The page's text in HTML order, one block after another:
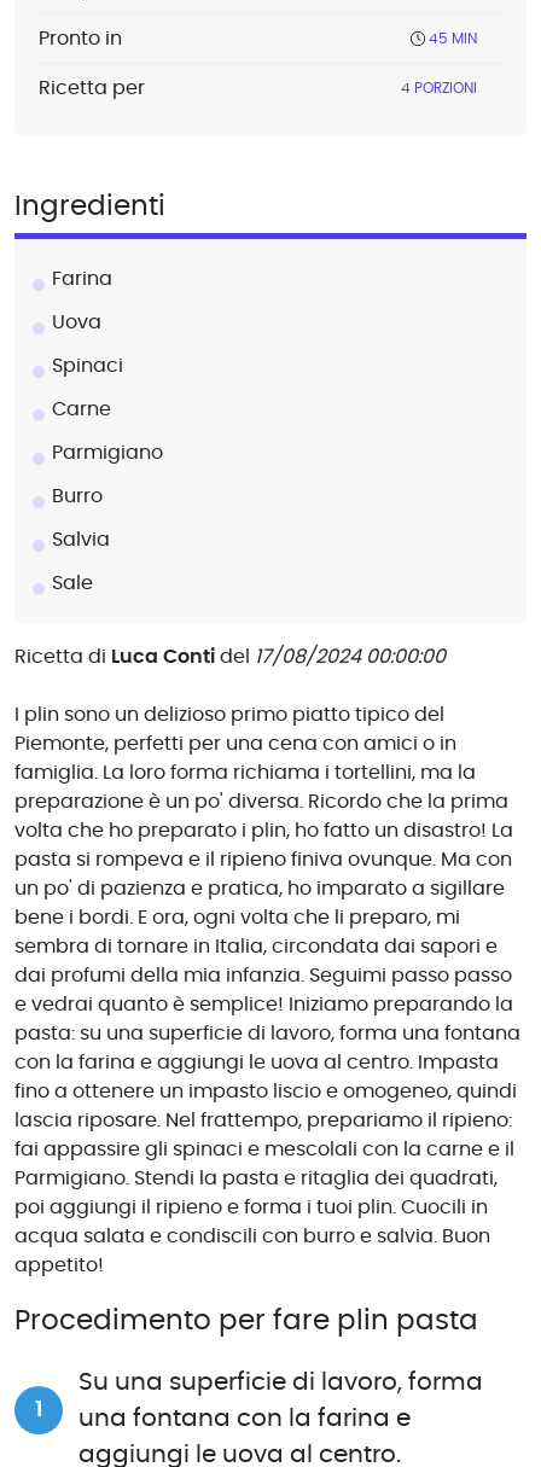
Pronto in 45 MIN
Ricetta per 4 PORZIONI
Ricetta di Luca Conti del 17/08/2024 00:00:00
I plin sono un delizioso primo piatto tipico del
Piemonte, perfetti per una cena con amici o in
famiglia. La loro forma richiama i tortellini, ma la
preparazione è un po' diversa. Ricordo che la prima
volta che ho preparato i plin, ho fatto un disastro! La
pasta si rompeva e il ripieno finiva ovunque. Ma con
un po' di pazienza e pratica, ho imparato a sigillare
bene i bordi. E ora, ogni volta che li preparo, mi
sembra di tornare in Italia, circondata dai sapori e
dai profumi della mia infanzia. Seguimi passo passo
e vedrai quanto è semplice! Iniziamo preparando la
pasta: su una superficie di lavoro, forma una fontana
con la farina e aggiungi le uova al centro. Impasta
fino a ottenere un impasto liscio e omogeneo, quindi
lascia riposare. Nel frattempo, prepariamo il ripieno:
fai appassire gli spinaci e mescolali con la carne e il
Parmigiano. Stendi la pasta e ritaglia dei quadrati,
poi aggiungi il ripieno e forma i tuoi plin. Cuocili in
acqua salata e condiscili con burro e salvia. Buon
appetito!
Procedimento per fare plin pasta
Su una superficie di lavoro, forma
una fontana con la farina e
aggiungi le uova al centro.
Ingredienti
Farina
Uova
Spinaci
Carne
Parmigiano
Burro
Salvia
Sale